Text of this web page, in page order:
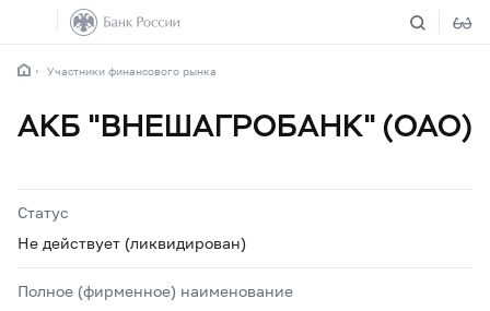
Участники финансового рынка
АКБ "ВНЕШАГРОБАНК" (ОАО)
Статус
Не действует (ликвидирован)
Полное (фирменное) наименование